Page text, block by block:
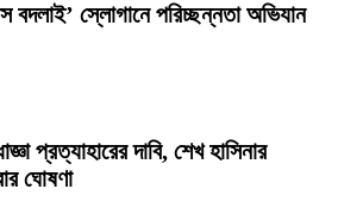
বদলাই’ স্লোগানে পরিচ্ছন্নতা অভিযান
প্রত্যাহারের দাবি, শেখ হাসিনার
ঘোষণা